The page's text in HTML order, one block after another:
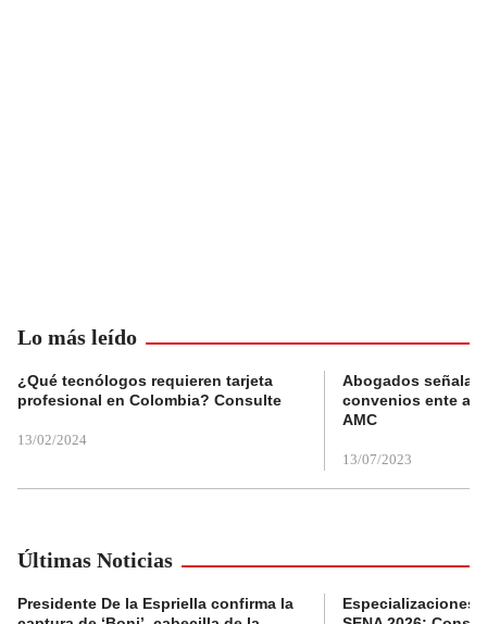
Lo más leído
¿Qué tecnólogos requieren tarjeta
profesional en Colombia? Consulte
13/02/2024
Abogados
convenios ente
AMC
13/07/2023
Últimas Noticias
Presidente De la Espriella confirma la
Especializaciones